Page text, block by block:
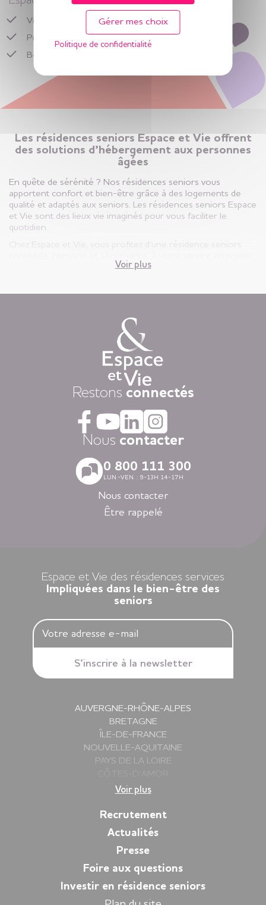
Vivre dans un logement senior,libre et entouré
Préserver son rythme de vie
Bénéficier de
Les résidences seniors Espace et Vie offrent
des solutions d’hébergement aux personnes
âgées
En quête de sérénité ? Nos résidences seniors vous
apportent confort et bien-être grâce à des logements de
qualité et adaptés aux seniors. Les résidences seniors Espace
et Vie sont des lieux vie imaginés pour vous faciliter le
quotidien.
vie privatif et vous êtes libre d’y vivre selon votre rythme et
Chaque jour, nous mettons à disposition des animations
variées auxquelles, vous restez libre d’y participer, une
restauration « fait-maison », et une aide à la personne
attentionnée, réalisée par des équipes de professionnels
Dans nos résidences pour personnes âgées vous vivez dans
la tranquillité grâce au dispositif d’appel d’urgence et la
coordination médicale inclues. Faites le choix du confort
avec la restauration, la blanchisserie, l’espace coiffure-beauté
ou l’espace forme et détente à votre disposition dans vos
espaces communs.
Avec nos logements modernes et spécialement adaptés aux
personnes âgées vous vivez en toute autonomie dans des
villes agréables et des environnements soigneusement
sélectionnés en Nouvelle-Aquitaine, en Auvergne-Rhône-
Alpes, en Ile-de-France, en Bretagne et dans les Pays de la
Voir plus
Restons connectés
Nous contacter
0 800 111 300
LUN.-VEN. : 9-13H 14-17H
Nous contacter
Être rappelé
Espace et Vie des résidences services
Impliquées dans le bien-être des
seniors
AUVERGNE-RHÔNE-ALPES
BRETAGNE
ÎLE-DE-FRANCE
NOUVELLE-AQUITAINE
PAYS DE LA LOIRE
DEUX-SÈVRES
GIRONDE
HAUTE-SAVOIE
ISÈRE
LOIRE
LOIRE-ATLANTIQUE
MORBIHAN
Voir plus
Recrutement
Actualités
Presse
Foire aux questions
Investir en résidence seniors
Gérer mes choix
Politique de confidentialité